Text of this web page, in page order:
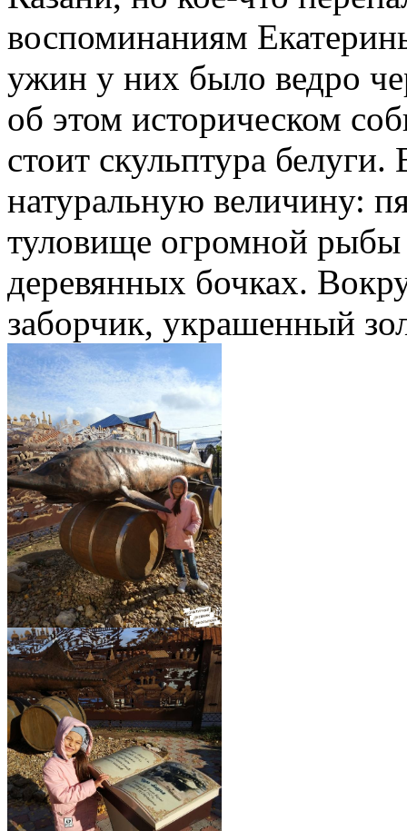
воспоминаниям
ужин у них было ведро
об этом историческом
стоит скульптура
натуральную величину:
туловище огромной
деревянных бочках.
заборчик, украшенный